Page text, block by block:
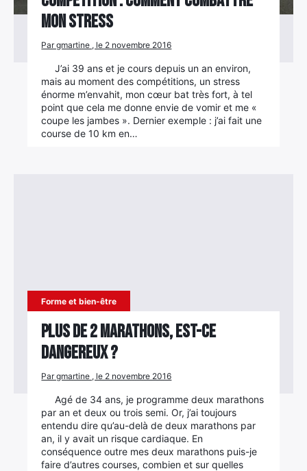
mon stress
Par gmartine , le 2 novembre 2016
J’ai 39 ans et je cours depuis un an environ,
mais au moment des compétitions, un stress
énorme m’envahit, mon cœur bat très fort, à tel
point que cela me donne envie de vomir et me «
coupe les jambes ». Dernier exemple : j’ai fait une
course de 10 km en…
Forme et bien-être
Plus de 2 marathons, est-ce
dangereux ?
Par gmartine , le 2 novembre 2016
Agé de 34 ans, je programme deux marathons
par an et deux ou trois semi. Or, j’ai toujours
entendu dire qu’au-delà de deux marathons par
an, il y avait un risque cardiaque. En
conséquence outre mes deux marathons puis-je
faire d’autres courses, combien et sur quelles
CALENDRIER
COURSES
Élément
de
menu
Élément
de
Élément
de